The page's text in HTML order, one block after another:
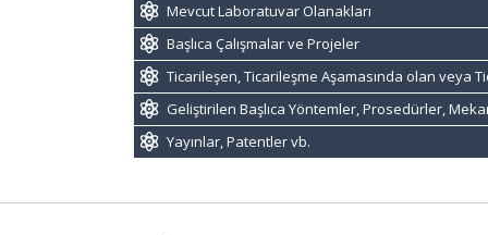
Mevcut Laboratuvar Olanakları
Başlıca Çalışmalar ve Projeler
Ticarileşen, Ticarileşme Aşamasında olan veya
Geliştirilen Başlıca Yöntemler, Prosedürler,
Yayınlar, Patentler vb.